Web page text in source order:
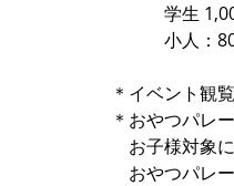
学生 1,000
小人：800
＊イベント観
＊おやつパレ
お子様対象
おやつパレ